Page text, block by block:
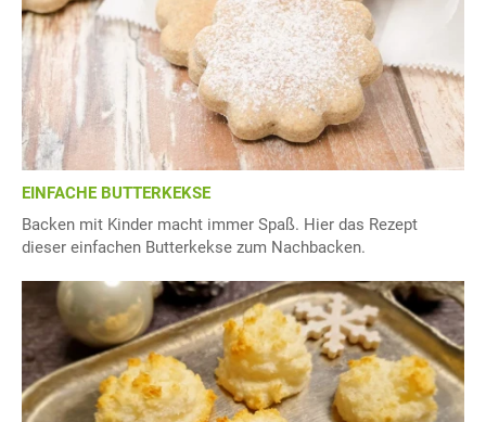
EINFACHE BUTTERKEKSE
Backen mit Kinder macht immer Spaß. Hier das Rezept
dieser einfachen Butterkekse zum Nachbacken.